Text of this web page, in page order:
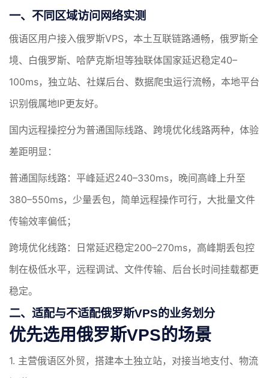
一、不同区域访问网络实测
俄语区用户接入俄罗斯VPS，本土互联链路通畅，俄罗斯全
境、白俄罗斯、哈萨克斯坦等独联体国家延迟稳定40–
100ms，独立站、社媒后台、数据爬虫运行流畅，本地平台
识别俄属地IP更友好。
国内远程操控分为普通国际线路、跨境优化线路两种，体验
差距明显：
普通国际线路：平峰延迟240–330ms，晚间高峰上升至
380–550ms，少量丢包，简单远程操作可行，大批量文件
传输效率偏低；
跨境优化线路：日常延迟稳定200–270ms，高峰期丢包控
制在极低水平，远程调试、文件传输、后台长时间挂载都更
稳定。
二、适配与不适配俄罗斯VPS的业务划分
优先选用俄罗斯VPS的场景
1. 主营俄语区外贸，搭建本土独立站，对接当地支付、物流